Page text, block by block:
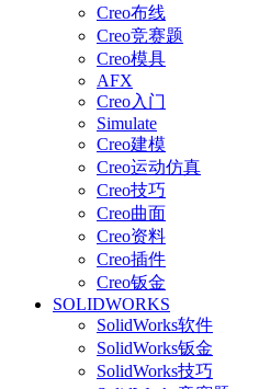
Creo布线
Creo竞赛题
Creo模具
AFX
Creo入门
Simulate
Creo建模
Creo运动仿真
Creo技巧
Creo曲面
Creo资料
Creo插件
Creo钣金
SOLIDWORKS
SolidWorks软件
SolidWorks钣金
SolidWorks技巧